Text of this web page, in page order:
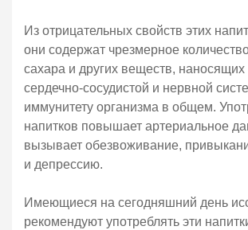
Из отрицательных свойств этих
они содержат чрезмерное
сахара и других веществ, наносящих
сердечно-сосудистой и нервной
иммунитету организма в общем.
напитков повышает артериальное
вызывает обезвоживание,
и депрессию.
Имеющиеся на сегодняшний день
рекомендуют употреблять эти